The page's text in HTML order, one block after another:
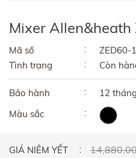
Mixer Allen&heath
Mã số
ZED60-
Tình trạng
Còn
Bảo hành
12 tháng
Màu sắc
GIÁ NIÊM YẾT